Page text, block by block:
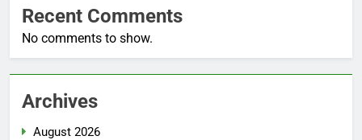
Recent Comments
No comments to show.
Archives
August 2026